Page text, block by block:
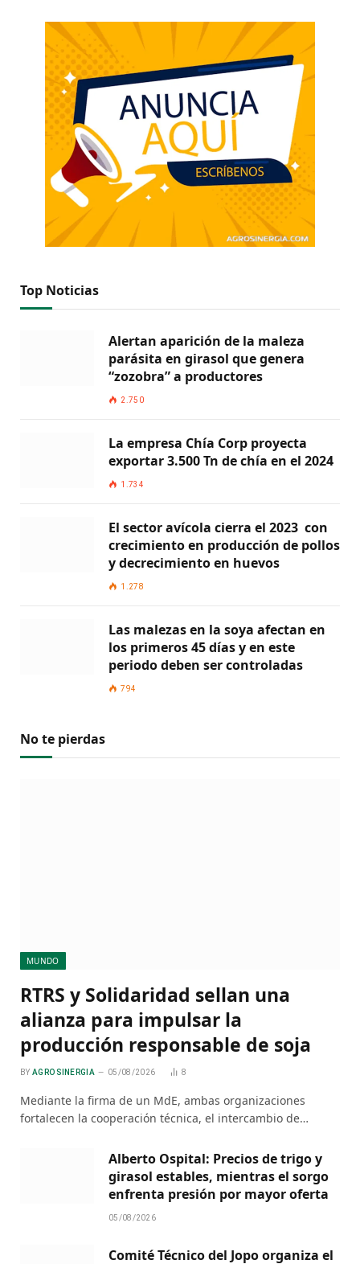
Top Noticias
Alertan aparición de la maleza
parásita en girasol que genera
“zozobra” a productores
2.750
La empresa Chía Corp proyecta
exportar 3.500 Tn de chía en el 2024
1.734
El sector avícola cierra el 2023 con
crecimiento en producción de pollos
y decrecimiento en huevos
1.278
Las malezas en la soya afectan en
los primeros 45 días y en este
periodo deben ser controladas
794
No te pierdas
MUNDO
RTRS y Solidaridad sellan una
alianza para impulsar la
producción responsable de soja
BY AGRO SINERGIA 05/08/2026 8
Mediante la firma de un MdE, ambas organizaciones
fortalecen la cooperación técnica, el intercambio de…
Alberto Ospital: Precios de trigo y
girasol estables, mientras el sorgo
enfrenta presión por mayor oferta
05/08/2026
Comité Técnico del Jopo organiza el